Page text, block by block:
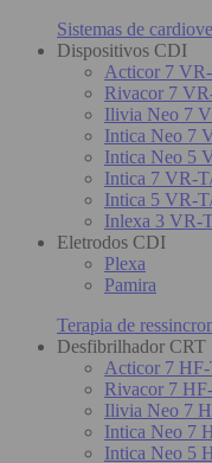
Sistemas de
Dispositivos CDI
Acticor 7
Rivacor 7
Ilivia Neo 7
Intica Neo 7
Intica Neo 5
Intica 7 VR-
Intica 5 VR-
Inlexa 3 VR-
Eletrodos CDI
Plexa
Pamira
Terapia de
Desfibrilhador CRT
Acticor 7
Rivacor 7
Ilivia Neo 7
Intica Neo 7
Intica Neo 5